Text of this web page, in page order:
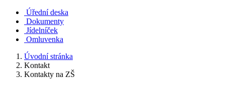
Úřední deska
Dokumenty
Jídelníček
Omluvenka
Úvodní stránka
Kontakt
Kontakty na ZŠ